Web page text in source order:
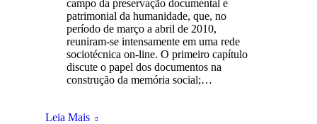
campo da preservação documental e
patrimonial da humanidade, que, no
período de março a abril de 2010,
reuniram-se intensamente em uma rede
sociotécnica on-line. O primeiro capítulo
discute o papel dos documentos na
construção da memória social;…
Leia Mais